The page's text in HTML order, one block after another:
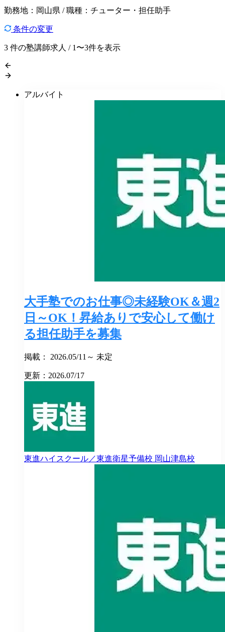
勤務地：岡山県 / 職種：チューター・担任助手
条件の変更
3 件の塾講師求人 / 1〜3件を表示
アルバイト
大手塾でのお仕事◎未経験OK＆週2
日～OK！昇給ありで安心して働け
る担任助手を募集
掲載： 2026.05/11～ 未定
更新：2026.07/17
東進ハイスクール／東進衛星予備校 岡山津島校